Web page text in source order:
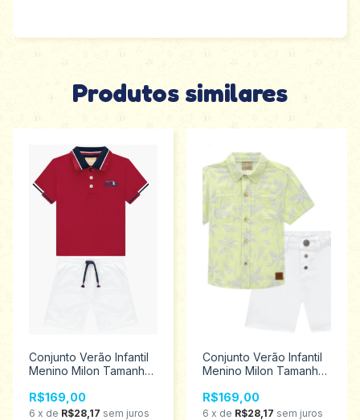
Produtos similares
Conjunto Verão Infantil
Menino Milon Tamanhos
R$169,00
6 x de R$28,17 sem juros
Conjunto Verão Infantil
Menino Milon Tamanhos
R$169,00
6 x de R$28,17 sem juros